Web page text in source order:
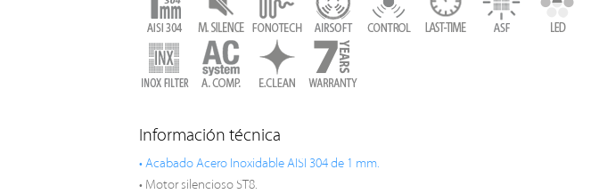
Información técnica
• Acabado Acero Inoxidable AISI 304 de 1 mm.
• Motor silencioso ST8.